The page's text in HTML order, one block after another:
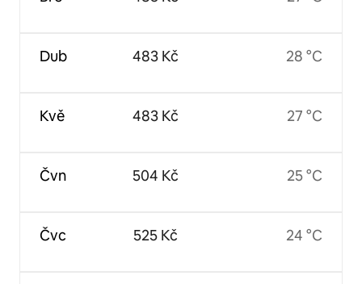
Dub
Kvě
Čvn
Čvc
483 Kč
483 Kč
504 Kč
525 Kč
28 °C
27 °C
25 °C
24 °C